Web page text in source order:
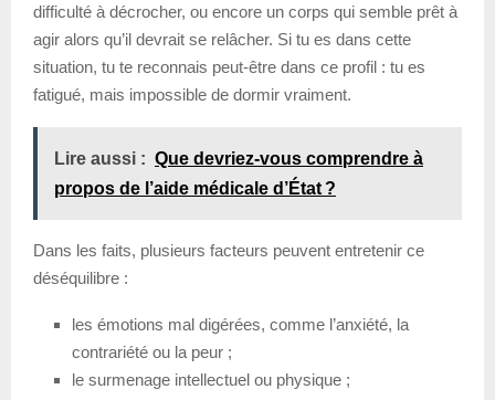
difficulté à décrocher, ou encore un corps qui semble prêt à
agir alors qu’il devrait se relâcher. Si tu es dans cette
situation, tu te reconnais peut-être dans ce profil : tu es
fatigué, mais impossible de dormir vraiment.
Lire aussi : Que devriez-vous comprendre à
propos de l’aide médicale d’État ?
Dans les faits, plusieurs facteurs peuvent entretenir ce
déséquilibre :
les émotions mal digérées, comme l’anxiété, la
contrariété ou la peur ;
le surmenage intellectuel ou physique ;